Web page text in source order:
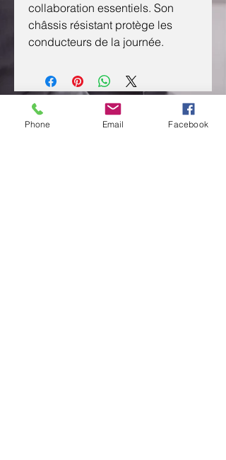
collaboration essentiels. Son
châssis résistant protège les
conducteurs de la journée.
CONTACTEZ NOUS
Phone Email Facebook